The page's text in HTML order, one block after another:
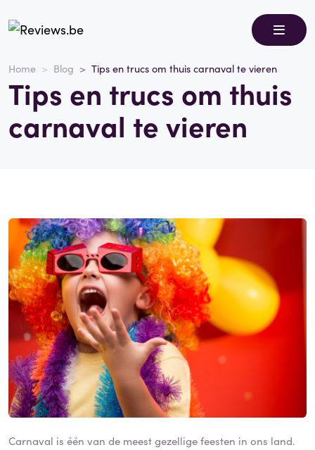
Home Blog Tips en trucs om thuis carnaval te vieren
Tips en trucs om thuis
carnaval te vieren
Carnaval is één van de meest gezellige feesten in ons land.